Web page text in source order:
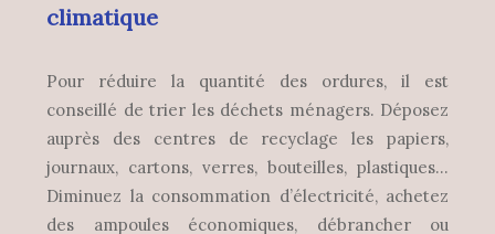
climatique
Pour réduire la quantité des ordures, il est
conseillé de trier les déchets ménagers. Déposez
auprès des centres de recyclage les papiers,
journaux, cartons, verres, bouteilles, plastiques…
Diminuez la consommation d’électricité, achetez
des ampoules économiques, débrancher ou